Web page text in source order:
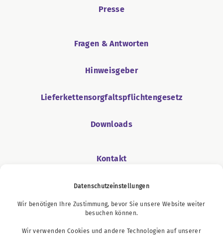
Datenschutzeinstellungen
Wir benötigen Ihre Zustimmung, bevor Sie unsere Website weiter
besuchen können.
Wir verwenden Cookies und andere Technologien auf unserer
Presse
Fragen & Antworten
Hinweisgeber
Lieferkettensorgfaltspflichtengesetz
Downloads
Kontakt
Podcast